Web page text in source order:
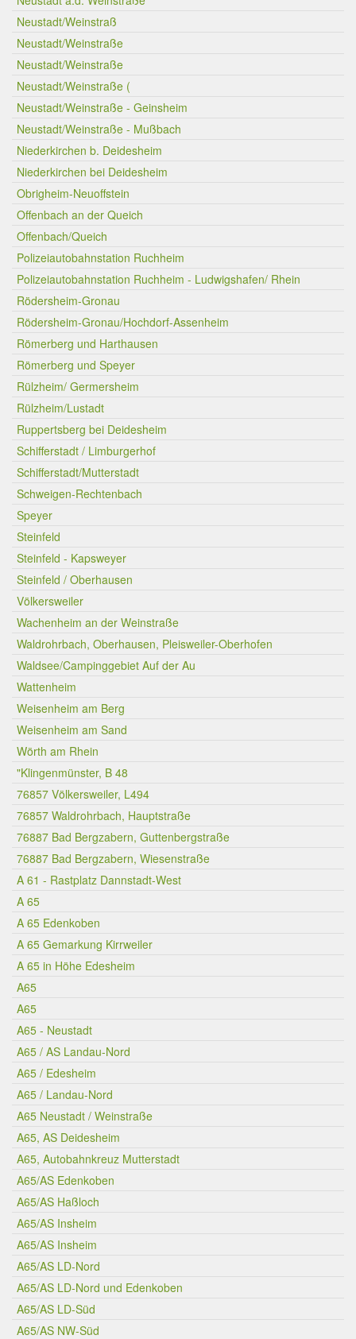
Neustadt/Weinstraß
Neustadt/Weinstraße
Neustadt/Weinstraße
Neustadt/Weinstraße (
Neustadt/Weinstraße - Geinsheim
Neustadt/Weinstraße - Mußbach
Niederkirchen b. Deidesheim
Niederkirchen bei Deidesheim
Obrigheim-Neuoffstein
Offenbach an der Queich
Offenbach/Queich
Polizeiautobahnstation Ruchheim
Polizeiautobahnstation Ruchheim - Ludwigshafen/ Rhein
Rödersheim-Gronau
Rödersheim-Gronau/Hochdorf-Assenheim
Römerberg und Harthausen
Römerberg und Speyer
Rülzheim/ Germersheim
Rülzheim/Lustadt
Ruppertsberg bei Deidesheim
Schifferstadt / Limburgerhof
Schifferstadt/Mutterstadt
Schweigen-Rechtenbach
Speyer
Steinfeld
Steinfeld - Kapsweyer
Steinfeld / Oberhausen
Völkersweiler
Wachenheim an der Weinstraße
Waldrohrbach, Oberhausen, Pleisweiler-Oberhofen
Waldsee/Campinggebiet Auf der Au
Wattenheim
Weisenheim am Berg
Weisenheim am Sand
Wörth am Rhein
"Klingenmünster, B 48
76857 Völkersweiler, L494
76857 Waldrohrbach, Hauptstraße
76887 Bad Bergzabern, Guttenbergstraße
76887 Bad Bergzabern, Wiesenstraße
A 61 - Rastplatz Dannstadt-West
A 65
A 65 Edenkoben
A 65 Gemarkung Kirrweiler
A 65 in Höhe Edesheim
A65
A65
A65 - Neustadt
A65 / AS Landau-Nord
A65 / Edesheim
A65 / Landau-Nord
A65 Neustadt / Weinstraße
A65, AS Deidesheim
A65, Autobahnkreuz Mutterstadt
A65/AS Edenkoben
A65/AS Haßloch
A65/AS Insheim
A65/AS Insheim
A65/AS LD-Nord
A65/AS LD-Nord und Edenkoben
A65/AS LD-Süd
A65/AS NW-Süd